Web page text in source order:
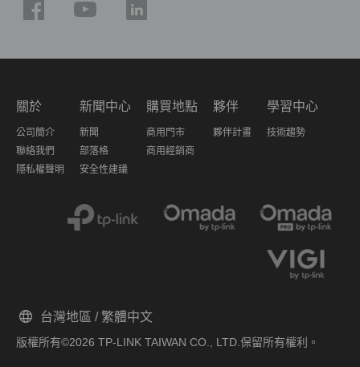
關於
公司簡介
聯絡我們
隱私權聲明
新聞中心
新聞
部落格
安全性建議
購買地點
商用門市
商用經銷商
夥伴
夥伴計畫
學習中心
技術趨勢
版權所有©2026 TP-LINK TAIWAN CO., LTD.保留所有權利。
台灣地區 / 繁體中文